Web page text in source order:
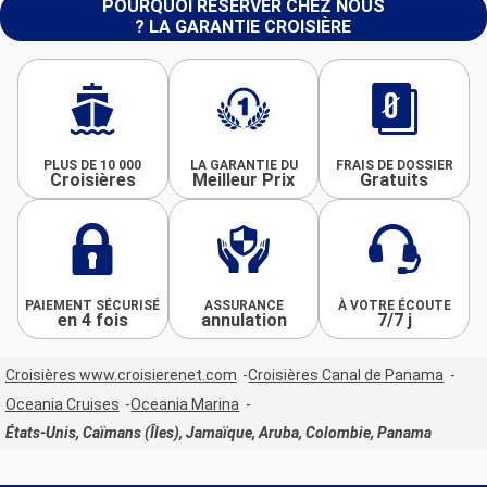
POURQUOI RÉSERVER CHEZ NOUS
? LA GARANTIE CROISIÈRE
PLUS DE 10 000
Croisières
LA GARANTIE DU
Meilleur Prix
FRAIS DE DOSSIER
Gratuits
PAIEMENT SÉCURISÉ
en 4 fois
ASSURANCE
annulation
À VOTRE ÉCOUTE
7/7 j
Croisières www.croisierenet.com
Croisières Canal de Panama
Oceania Cruises
Oceania Marina
États-Unis, Caïmans (Îles), Jamaïque, Aruba, Colombie, Panama